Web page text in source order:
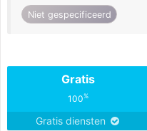
Niet gespecificeerd
Gratis
100%
Gratis diensten